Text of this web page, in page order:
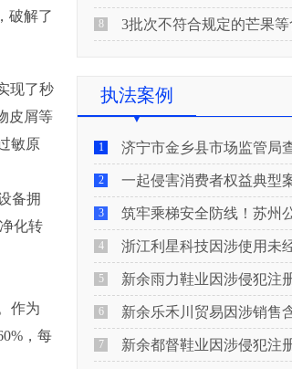
破解了
现了秒
皮屑等
敏原
备拥
化转
作为
，每
8 3批次不符合规定的芒果等食品生产销售企业被长治市
执法案例
1 济宁市金乡县市场监管局查处龙翔电料批发
2 一起侵害消费者权益典型案
3 筑牢乘梯安全防线！苏州公布电梯
4 浙江利星科技因涉使用未经定期检
5 新余雨力鞋业因涉侵犯注册
6 新余乐禾川贸易因涉销售含有西地那
7 新余都督鞋业因涉侵犯注册